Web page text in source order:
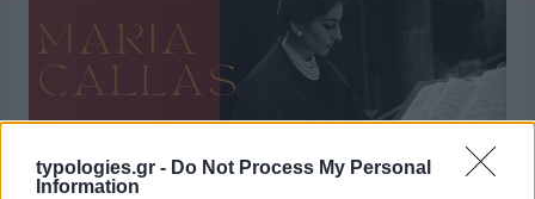
typologies.gr - Do Not Process My Personal
Information